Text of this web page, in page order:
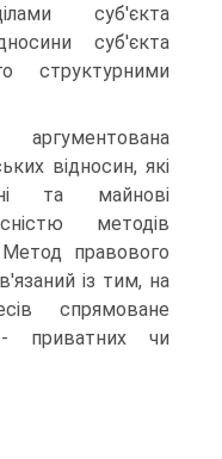
суб'єкта
суб'єкта
структурними
відносин, які
та майнові
методів
правового
із тим, на
спрямоване
приватних чи